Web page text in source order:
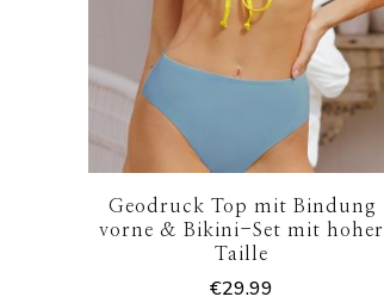
Geodruck Top mit Bindung
vorne & Bikini-Set mit hoher
Taille
€29.99